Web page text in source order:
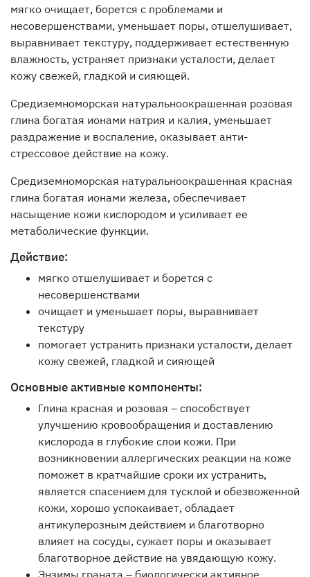
мягко очищает, борется с проблемами и
несовершенствами, уменьшает поры, отшелушивает,
выравнивает текстуру, поддерживает естественную
влажность, устраняет признаки усталости, делает
кожу свежей, гладкой и сияющей.
Средиземноморская натуральноокрашенная розовая
глина богатая ионами натрия и калия, уменьшает
раздражение и воспаление, оказывает анти-
стрессовое действие на кожу.
Средиземноморская натуральноокрашенная красная
глина богатая ионами железа, обеспечивает
насыщение кожи кислородом и усиливает ее
метаболические функции.
Действие:
мягко отшелушивает и борется с
несовершенствами
очищает и уменьшает поры, выравнивает
текстуру
помогает устранить признаки усталости, делает
кожу свежей, гладкой и сияющей
Основные активные компоненты:
Глина красная и розовая – способствует
улучшению кровообращения и доставлению
кислорода в глубокие слои кожи. При
возникновении аллергических реакции на коже
поможет в кратчайшие сроки их устранить,
является спасением для тусклой и обезвоженной
кожи, хорошо успокаивает, обладает
антикуперозным действием и благотворно
влияет на сосуды, сужает поры и оказывает
благотворное действие на увядающую кожу.
Энзимы граната – биологически активное